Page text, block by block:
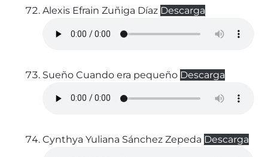
Alexis Efrain Zuñiga Díaz Descarga
Sueño Cuando era pequeño Descarga
Cynthya Yuliana Sánchez Zepeda Descarga